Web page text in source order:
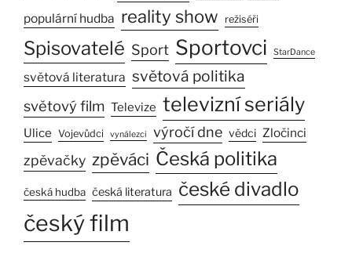
populární hudba reality show režiséři
Spisovatelé Sport Sportovci StarDance
světová literatura světová politika
světový film Televize televizní seriály
Ulice Vojevůdci vynálezci výročí dne vědci Zločinci
zpěvačky zpěváci Česká politika
česká hudba česká literatura české divadlo
český film